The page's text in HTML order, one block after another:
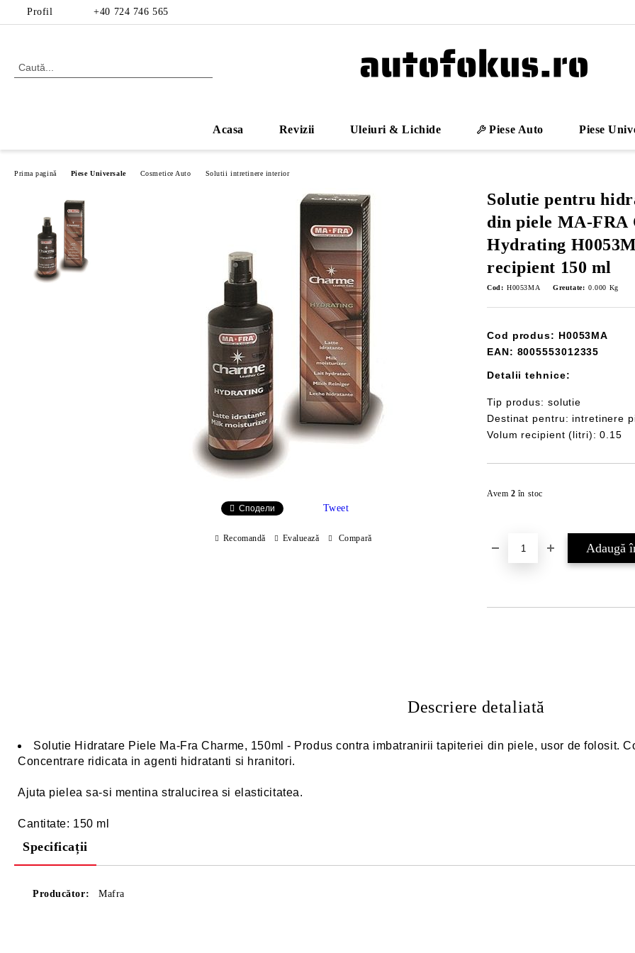
Profil +40 724 746 565
Acasa Revizii Uleiuri & Lichide Piese Auto Piese
Prima pagină Piese Universale Cosmetice Auto Solutii intretinere interior
Solutie pentru
din piele MA-FRA
Hydrating
recipient 150 ml
Cod: H0053MA Greutate: 0.000 Kg
Cod produs: H0053MA
EAN: 8005553012335
Detalii tehnice:
Tip produs: solutie
Destinat pentru: intretinere
Volum recipient (litri): 0.15
Avem 2 în stoc
Сподели Tweet
Recomandă Evaluează Compară
Descriere detaliată
Solutie Hidratare Piele Ma-Fra Charme, 150ml - Produs contra imbatranirii tapiteriei din piele, usor de folosit.
Concentrare ridicata in agenti hidratanti si hranitori.
Ajuta pielea sa-si mentina stralucirea si elasticitatea.
Cantitate: 150 ml
Specificații
Producător: Mafra